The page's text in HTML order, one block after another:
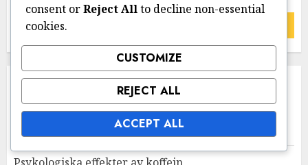
Search
Hantera koffeinintag
consent orReject Allto decline non-essential
cookies.
CUSTOMIZE
REJECT ALL
ACCEPT ALL